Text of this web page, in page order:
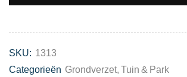
SKU: 1313
Categorieën Grondverzet, Tuin & Park